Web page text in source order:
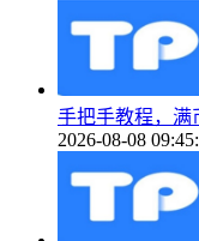
手把手教程，满
2026-08-08